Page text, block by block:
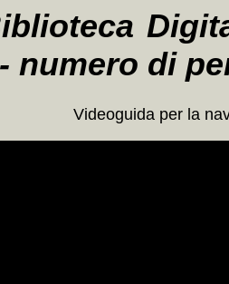
numero di
Videoguida per la